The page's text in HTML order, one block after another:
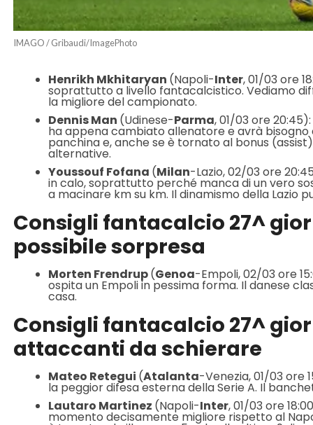
IMAGO / Gribaudi/ImagePhoto
Henrikh Mkhitaryan (Napoli-Inter, 01/03 ore
soprattutto a livello fantacalcistico. Vediamo
la migliore del campionato.
Dennis Man (Udinese-Parma, 01/03 ore
ha appena cambiato allenatore e avrà
panchina e, anche se è tornato al bonus
alternative.
Youssouf Fofana (Milan-Lazio, 02/03 ore
in calo, soprattutto perché manca di un vero
a macinare km su km. Il dinamismo della Lazio
Consigli fantacalcio 27^
possibile sorpresa
Morten Frendrup(Genoa-Empoli, 02/03 ore
ospita un Empoli in pessima forma. Il danese
casa.
Consigli fantacalcio 27^
attaccanti da schierare
Mateo Retegui (Atalanta-Venezia, 01/03 ore
la peggior difesa esterna della Serie A. Il
Lautaro Martinez (Napoli-Inter, 01/03 ore
momento decisamente migliore rispetto al